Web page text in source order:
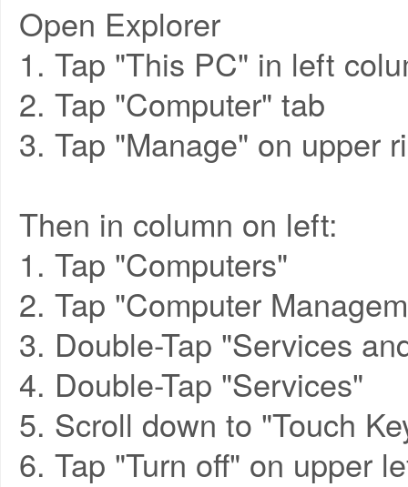
Open Explorer
1. Tap "This PC" in left
2. Tap "Computer" tab
3. Tap "Manage" on upper
Then in column on left:
1. Tap "Computers"
2. Tap "Computer
3. Double-Tap "Services
4. Double-Tap "Services"
5. Scroll down to "Touch
6. Tap "Turn off" on upper